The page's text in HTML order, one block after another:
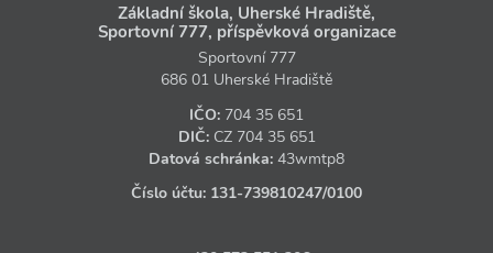
Základní škola, Uherské Hradiště,
Sportovní 777, příspěvková organizace
Sportovní 777
686 01 Uherské Hradiště
IČO: 704 35 651
DIČ: CZ 704 35 651
Datová schránka: 43wmtp8
Číslo účtu: 131‑739810247/0100